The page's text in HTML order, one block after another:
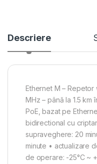
Descriere
Ethernet M –
MHz – până la 1.5 km
PoE, bazat pe
bidirectional cu
supraveghere: 20
minute • actualizare
de operare: -25°C ~